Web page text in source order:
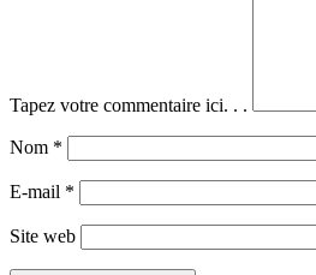
Tapez votre commentaire ici. . .
Nom *
E-mail *
Site web